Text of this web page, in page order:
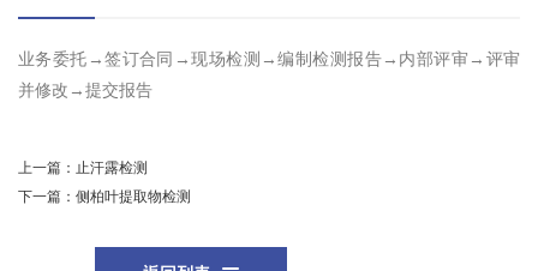
业务委托→签订合同→现场检测→编制检测报告→内部评审→评审
并修改→提交报告
上一篇： 止汗露检测
下一篇： 侧柏叶提取物检测